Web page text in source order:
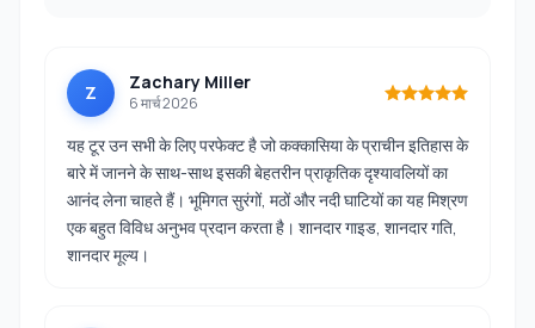
Z Zachary Miller
6 मार्च 2026
यह टूर उन सभी के लिए परफेक्ट है जो कक्कासिया के प्राचीन इतिहास के
बारे में जानने के साथ-साथ इसकी बेहतरीन प्राकृतिक दृश्यावलियों का
आनंद लेना चाहते हैं। भूमिगत सुरंगों, मठों और नदी घाटियों का यह मिश्रण
एक बहुत विविध अनुभव प्रदान करता है। शानदार गाइड, शानदार गति,
शानदार मूल्य।